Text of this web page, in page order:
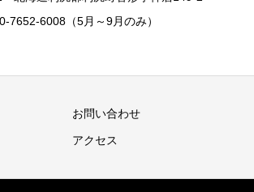
7652-6008（5月～9月のみ）
お問い合わせ
アクセス